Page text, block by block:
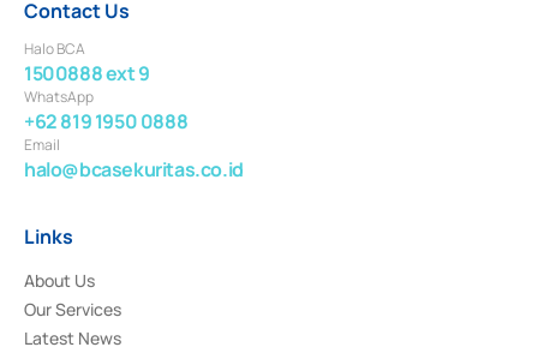
Contact Us
Halo BCA
1500888 ext 9
WhatsApp
+62 819 1950 0888
Email
halo@bcasekuritas.co.id
Links
About Us
Our Services
Latest News